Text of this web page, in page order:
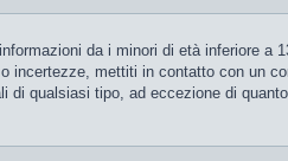
da i minori di età inferiore a
incertezze, mettiti in contatto con un
qualsiasi tipo, ad eccezione di